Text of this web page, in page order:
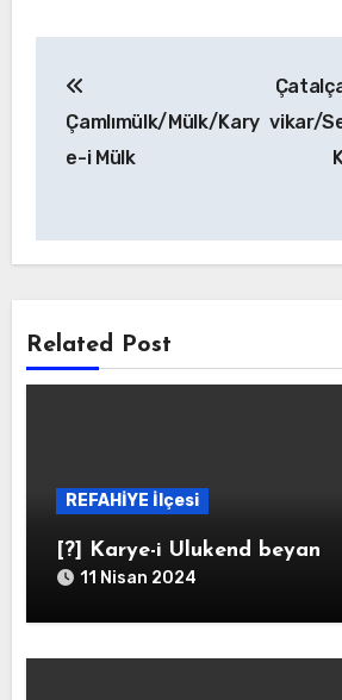
gezinmesi
Çamlımülk/Mülk/Kary
e-i Mülk
vikar/
Related Post
REFAHİYE İlçesi
[?] Karye-i Ulukend beyan
11 Nisan 2024